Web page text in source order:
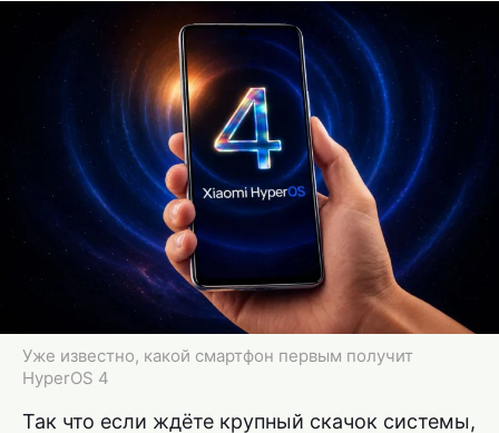
Уже известно, какой смартфон первым получит
HyperOS 4
Так что если ждёте крупный скачок системы,